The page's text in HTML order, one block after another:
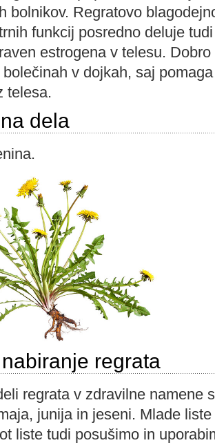
bolnikov. Regratovo
funkcij posredno deluje
estrogena v telesu.
v dojkah, saj
telesa.
dela
regrata
regrata v zdravilne namene
junija in jeseni. Mlade
liste tudi posušimo in